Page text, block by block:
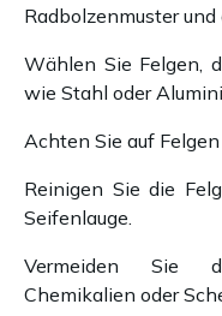
Radbolzenmuster
Wählen Sie Felgen,
wie Stahl oder
Achten Sie auf
Reinigen Sie die
Seifenlauge.
Vermeiden Sie
Chemikalien oder